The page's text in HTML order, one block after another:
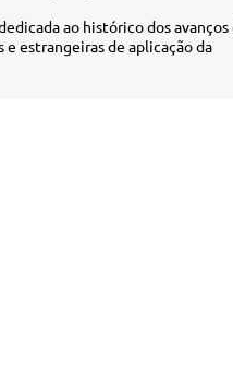
ao histórico dos avanços
estrangeiras de aplicação da